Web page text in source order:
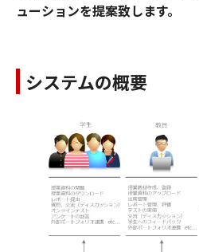
ューションを提案致します。
システムの概要